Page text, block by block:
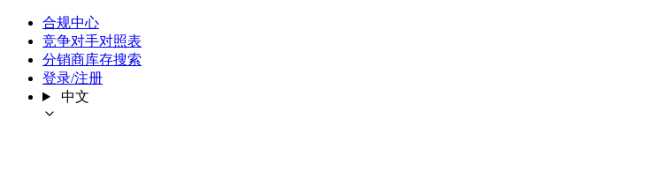
合规中心
竞争对手对照表
分销商库存搜索
登录/注册
中文